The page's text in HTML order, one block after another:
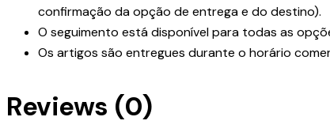
confirmação da opção de entrega e do destino).
O seguimento está disponível para todas as
Os artigos são entregues durante o horário
Reviews (0)